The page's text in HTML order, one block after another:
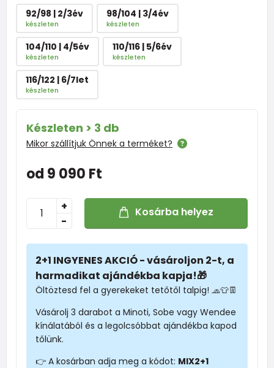
92/98 | 2/3év
készleten
98/104 | 3/4év
készleten
104/110 | 4/5év
készleten
110/116 | 5/6év
készleten
116/122 | 6/7let
készleten
Készleten > 3 db
Mikor szállítjuk Önnek a terméket?
od 9 090 Ft
-
+ Kosárba helyez
2+1 INGYENES AKCIÓ - vásároljon 2-t, a
harmadikat ajándékba kapja!🎁
Öltöztesd fel a gyerekeket tetőtől talpig! 🧢👕👖
Vásárolj 3 darabot a Minoti, Sobe vagy Wendee
kínálatából és a legolcsóbbat ajándékba kapod
tőlünk.
👉 A kosárban adja meg a kódot: MIX2+1